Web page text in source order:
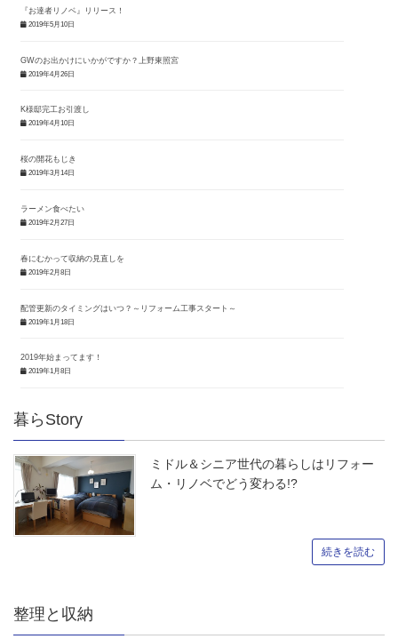
『お達者リノベ』リリース！
2019年5月10日
GWのお出かけにいかがですか？上野東照宮
2019年4月26日
K様邸完工お引渡し
2019年4月10日
桜の開花もじき
2019年3月14日
ラーメン食べたい
2019年2月27日
春にむかって収納の見直しを
2019年2月8日
配管更新のタイミングはいつ？～リフォーム工事スタート～
2019年1月18日
2019年始まってます！
2019年1月8日
暮らStory
ミドル＆シニア世代の暮らしはリフォー
ム・リノベでどう変わる!?
続きを読む
整理と収納